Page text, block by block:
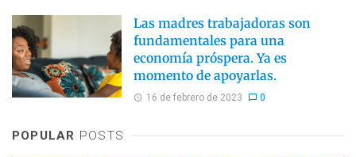
Las madres trabajadoras son
fundamentales para una
economía próspera. Ya es
momento de apoyarlas.
16 de febrero de 2023 0
POPULAR POSTS